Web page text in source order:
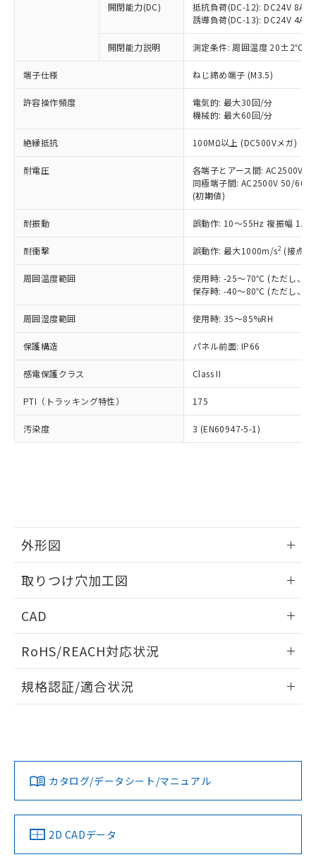
開閉能力(DC)
抵抗負荷(DC-12): DC24V 8A/
誘導負荷(DC-13): DC24V 4A/
開閉能力説明 測定条件: 周囲温度 20±2℃、
端子仕様 ねじ締め端子 (M3.5)
許容操作頻度
電気的: 最大30回/分
機械的: 最大60回/分
絶縁抵抗 100MΩ以上 (DC500Vメガ)
耐電圧
各端子とアース間: AC2500V
同極端子間: AC2500V 50/
(初期値)
耐振動 誤動作: 10～55Hz 複振幅
耐衝撃 誤動作: 最大1000m/s2 (接点
周囲温度範囲
使用時: -25～70℃ (ただし、氷
保存時: -40～80℃ (ただし、氷
周囲湿度範囲 使用時: 35～85%RH
保護構造 パネル前面: IP66
感電保護クラス Class II
PTI（トラッキング特性） 175
汚染度 3 (EN60947-5-1)
外形図
取りつけ穴加工図
CAD
ドすることができます。
ログイン/会員登録
ダウンロードデータをご利用いただく前に、以下を必ずお読
みください。
ソフトウェアの使用条件
RoHS/REACH対応状況
EU RoHS 注意事項・凡例
対応済み
中国 RoHS 注意事項・凡例
規格認証/適合状況
カタログ/データシート/マニュアル
2D CADデータ
以下の条件をお読みいただき、同意のうえ
ご利用ください。
本サービスは、当社制御機器事業取扱
商品の当社在庫状況および標準価格
(税抜)を提供させていただくもので
当社制御機器事業取扱商品の中には、
本サービスの対象外となる商品もある
ことをご了承ください。
在庫状況および標準価格照会結果は、
記載している更新日時点での社内デー
タに基づき作成されるものであり、閲
覧された時点での実際の在庫および標
準価格とは異なる場合があることをご
正式な納期状況および標準価格はお客
様のお取引先、またはお客様担当のオ
ムロン制御機器販売店・当社販売員に
オムロン制御機器販売店や当社販売拠
販売ネットワーク
」をご確認
在庫状況および標準価格結果を当社の
事前の承諾なく第三者に漏洩または開
示しないようお願いします。
マイパーツ機能（部品リスト作成サー
ビス）をご利用いただくには、I-Web
品・サービスに関するお客様との取
の共同利用に関して"
用者の範囲」に記載されている法人を
対応予定なし：EU RoHS指令（10物質）の
非含有に非対応の商品で、対応品を出す予
調査・確認中：EU RoHS指令（10物質）の
非含有の対応状況を調査中または確認中の
商品です。
非該当品：ライセンス料など無形物で、有
害物質有無と関係のない商品です。
仕入先様の事情により、非含有部品として
いたものが、含有品と判明した場合などや
むを得ず変更することがあります。
鉛(Pb) 1000ppm以下、 水銀(Hg) 1000ppm以下、 カド
六価クロム(Cr(Ⅵ)) 1000ppm以下、ポリ臭化ビフェニル
類(PBB) 1000ppm以下、ポリ臭化ジフェニルエーテル類
ルベンジル（BBP） 1000ppm以下、フタル酸ジブチル
（DBP） 1000ppm以下、フタル酸ジイソブチル
但し、RoHS指令で産業用監視および制御機器に対する
適用除外項目は除く。
フタル酸エステル類の４物質については閾値を超える意
図的な使用がないことを確認しています。
部品在庫の切り替え状況などにより、予定
月が前後することがあります。
EU RoHS指令（10物質）の非含有証明書
51物質の非含有証明書（当社基準）
※本証明書は発行日時点で非含有を証明す
物質の対応では、対応完了までの期間は出
荷製品に未対応品が混在することから備考
欄に対応日を記載しておりました。
既に当社にて対応品への在庫切替を完了
「○」：最大均質材料含有率が中国RoHSの
基準値以下であることを示します。
「×」：最大均質材料含有率が中国RoHSの
基準値を超えていることを示します。
「－」：未確認です。当社販売部門へお問
*中国RoHS10物質の基準値 (GB/T26572)：
Pb(鉛) :1000ppm、 Hg(水銀) : 1000ppm、 Cd(カドミウ
Cr(Ⅵ)(六価クロム) : 1000ppm、 PBBs(ポリ臭化ビフェ
ニル類) : 1000ppm、 PBDEs(ポリ臭化ジフェニルエーテ
ル類) : 1000ppm、
DBP(フタル酸ジブチル) : 1000ppm、 DIBP(フタル酸ジ
イソブチル) : 1000ppm、 BBP(フタル酸ブチルベンジ
DEHP(フタル酸ビス(2-エチルヘキシル)) : 1000ppm
「ｅ」：有害物質（10物質）のすべてが基
準値以下であることを示します。
「10」：通常の使用状況下において有害物
質が外部に漏えいし、環境に深刻な影響を
及ぼさない年数を意味します。
当社は、これら貴社製品のうち、外国
為替および外国貿易法に定める商品
（以下｢規制貨物等」という）を輸出
または国外への提供する場合は、日本
国政府の輸出許可(または役務取引許
可)を取得するなどの必要な手続きを
当社は規制貨物を破棄する場合は、完
全に破砕するなど、違法に輸出されな
いよう必要な手段を講じます。
当社は貴社製品を、核兵器、ミサイ
ル、化学兵器、生物兵器またはその他
武器並びにこれらの製造装置等に一切
当社は、貴社製品を第三者に販売する
場合は、上記1、2および3の内容を当
該第三者に通知します。また当社は、
販売先および販売に係わる関係者が違
法に輸出するおそれがある場合は、取
り引きをいたしません。
一定数以上の在庫あり
一定数には満たないが在庫あり
在庫なし(最新の在庫状況につ
いては、お客様のお取引先、ま
たはお客様担当のオムロン制御
機器販売店・当社販売員にご確
受注生産機種、また在庫状況の
情報を公開していない機種